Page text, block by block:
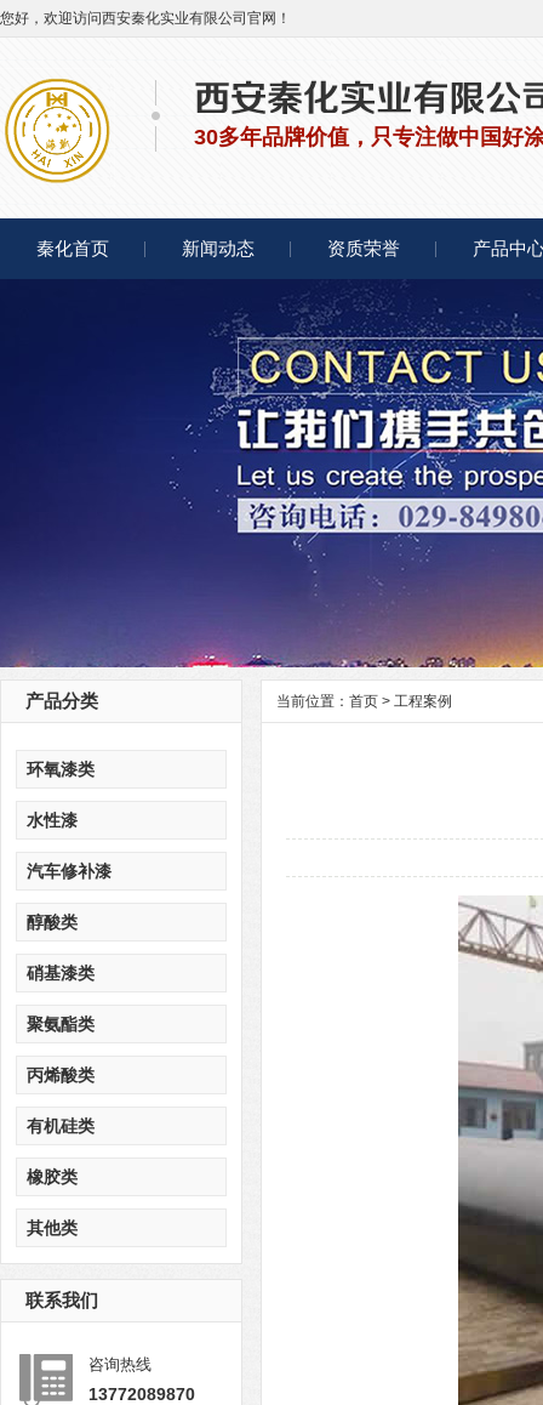
您好，欢迎访问西安秦化实业有限公司官网！
30多年品牌价值，只专注做中国好
秦化首页 新闻动态 资质荣誉 产品中
产品分类
环氧漆类
水性漆
汽车修补漆
醇酸类
硝基漆类
聚氨酯类
丙烯酸类
有机硅类
橡胶类
其他类
联系我们
咨询热线
13772089870
当前位置： 首页 > 工程案例